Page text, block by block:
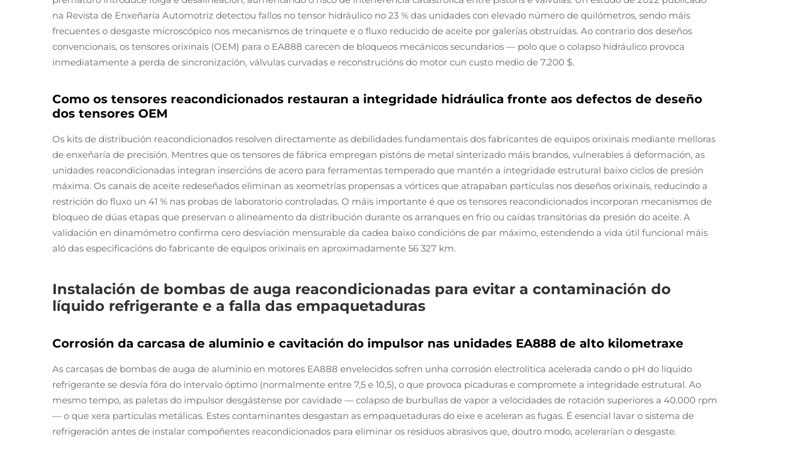
na Revista de Enxeñaría Automotriz detectou fallos no tensor hidráulico no 23 % das unidades con elevado número de quilómetros, sendo máis
frecuentes o desgaste microscópico nos mecanismos de trinquete e o fluxo reducido de aceite por galerías obstruídas. Ao contrario dos deseños
convencionais, os tensores orixinais (OEM) para o EA888 carecen de bloqueos mecánicos secundarios — polo que o colapso hidráulico provoca
inmediatamente a perda de sincronización, válvulas curvadas e reconstrucións do motor cun custo medio de 7.200 $.
Como os tensores reacondicionados restauran a integridade hidráulica fronte aos defectos de deseño
dos tensores OEM
Os kits de distribución reacondicionados resolven directamente as debilidades fundamentais dos fabricantes de equipos orixinais mediante melloras
de enxeñaría de precisión. Mentres que os tensores de fábrica empregan pistóns de metal sinterizado máis brandos, vulnerables á deformación, as
unidades reacondicionadas integran insercións de acero para ferramentas temperado que mantén a integridade estrutural baixo ciclos de presión
máxima. Os canais de aceite redeseñados eliminan as xeometrías propensas a vórtices que atrapaban partículas nos deseños orixinais, reducindo a
restrición do fluxo un 41 % nas probas de laboratorio controladas. O máis importante é que os tensores reacondicionados incorporan mecanismos de
bloqueo de dúas etapas que preservan o alineamento da distribución durante os arranques en frío ou caídas transitórias da presión do aceite. A
validación en dinamómetro confirma cero desviación mensurable da cadea baixo condicións de par máximo, estendendo a vida útil funcional máis
aló das especificacións do fabricante de equipos orixinais en aproximadamente 56 327 km.
Instalación de bombas de auga reacondicionadas para evitar a contaminación do
líquido refrigerante e a falla das empaquetaduras
Corrosión da carcasa de aluminio e cavitación do impulsor nas unidades EA888 de alto kilometraxe
As carcasas de bombas de auga de aluminio en motores EA888 envelecidos sofren unha corrosión electrolítica acelerada cando o pH do líquido
refrigerante se desvía fóra do intervalo óptimo (normalmente entre 7,5 e 10,5), o que provoca picaduras e compromete a integridade estrutural. Ao
mesmo tempo, as paletas do impulsor desgástense por cavidade — colapso de burbullas de vapor a velocidades de rotación superiores a 40.000 rpm
— o que xera partículas metálicas. Estes contaminantes desgastan as empaquetaduras do eixe e aceleran as fugas. É esencial lavar o sistema de
refrigeración antes de instalar compoñentes reacondicionados para eliminar os residuos abrasivos que, doutro modo, acelerarían o desgaste.